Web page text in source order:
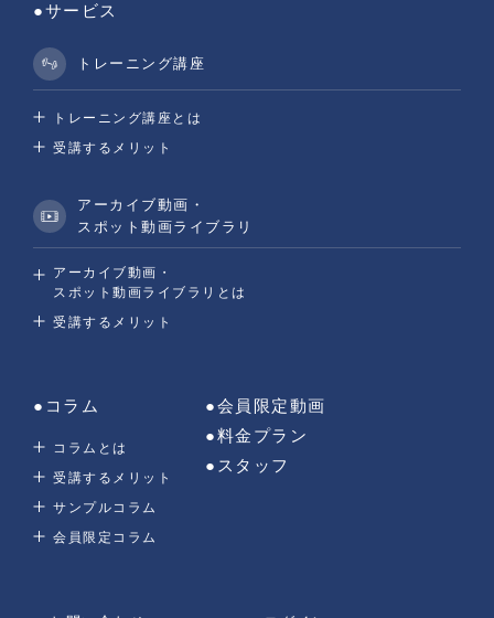
●サービス
トレーニング講座
トレーニング講座とは
受講するメリット
アーカイブ動画・
スポット動画ライブラリ
アーカイブ動画・
スポット動画ライブラリとは
受講するメリット
●コラム
コラムとは
受講するメリット
サンプルコラム
会員限定コラム
●会員限定動画
●料金プラン
●スタッフ